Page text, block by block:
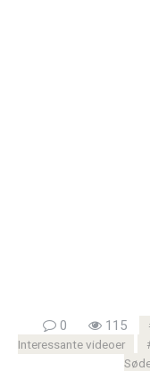
0 115
Interessante videoer